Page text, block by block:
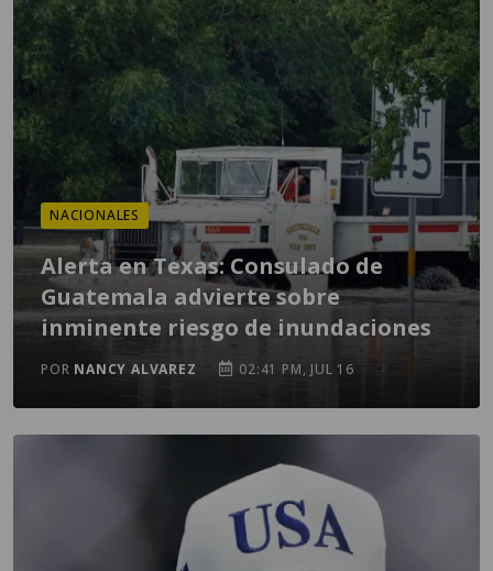
NACIONALES
Alerta en Texas: Consulado de
Guatemala advierte sobre
inminente riesgo de inundaciones
POR NANCY ALVAREZ 02:41 PM, JUL 16